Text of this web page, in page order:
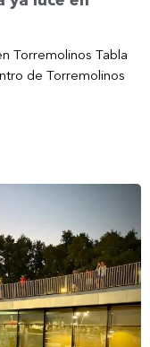
Torremolinos Tabla
de Torremolinos